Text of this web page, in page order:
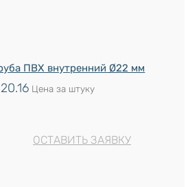
ПВХ внутренний Ø22 мм
20.16 Цена за штуку
ОСТАВИТЬ ЗАЯВКУ